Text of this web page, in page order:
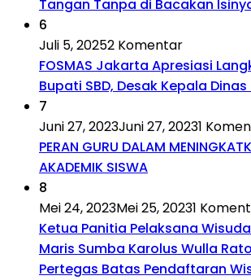
Tangan Tanpa di Bacakan
6
Juli 5, 20252 Komentar
FOSMAS Jakarta Apresiasi
Bupati SBD, Desak Kepala
7
Juni 27, 2023Juni 27, 20231
PERAN GURU DALAM
AKADEMIK SISWA
8
Mei 24, 2023Mei 25, 20231
Ketua Panitia Pelaksana
Maris Sumba Karolus Wulla Rato
Pertegas Batas Pendaftaran